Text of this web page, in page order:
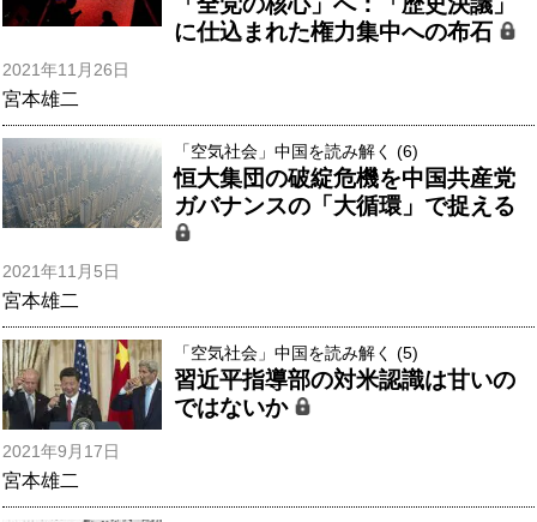
に仕込まれた権力集中への布石
2021年11月26日
宮本雄二
「空気社会」中国を読み解く (6)
恒大集団の破綻危機を中国共産党
ガバナンスの「大循環」で捉える
2021年11月5日
宮本雄二
「空気社会」中国を読み解く (5)
習近平指導部の対米認識は甘いの
ではないか
2021年9月17日
宮本雄二